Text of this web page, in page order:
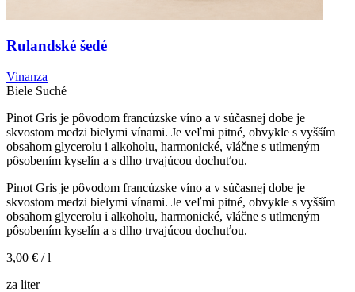
Rulandské šedé
Vinanza
Biele Suché
Pinot Gris je pôvodom francúzske víno a v súčasnej dobe je
skvostom medzi bielymi vínami. Je veľmi pitné, obvykle s vyšším
obsahom glycerolu i alkoholu, harmonické, vláčne s utlmeným
pôsobením kyselín a s dlho trvajúcou dochuťou.
Pinot Gris je pôvodom francúzske víno a v súčasnej dobe je
skvostom medzi bielymi vínami. Je veľmi pitné, obvykle s vyšším
obsahom glycerolu i alkoholu, harmonické, vláčne s utlmeným
pôsobením kyselín a s dlho trvajúcou dochuťou.
3,00 € / l
za liter